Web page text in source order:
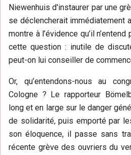
Niewenhuis d'instaurer par une
se déclencherait immédiatement
montre à l’évidence qu’il
cette question : inutile de
peut-on lui conseiller de
Or, qu’entendons-nous au
Cologne ? Le rapporteur
long et en large sur le danger
de solidarité, puis emporté par
son éloquence, il passe sans
récente grève des ouvriers du